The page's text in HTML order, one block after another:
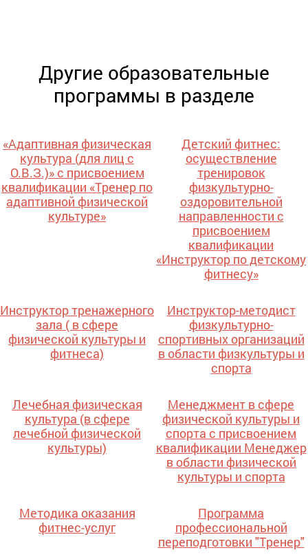
Другие образовательные
программы в разделе
«Адаптивная физическая
культура (для лиц с
О.В.З.)» с присвоением
квалификации «Тренер по
адаптивной физической
культуре»
Детский фитнес:
осуществление
тренировок
физкультурно-
оздоровительной
направленности с
присвоением
квалификации
«Инструктор по детскому
фитнесу»
Инструктор тренажерного
зала ( в сфере
физической культуры и
фитнеса)
Инструктор-методист
физкультурно-
спортивных организаций
в области физкультуры и
спорта
Лечебная физическая
культура (в сфере
лечебной физической
культуры)
Менеджмент в сфере
физической культуры и
спорта с присвоением
квалификации Менеджер
в области физической
культуры и спорта
Методика оказания
фитнес-услуг
Программа
профессиональной
переподготовки "Тренер"